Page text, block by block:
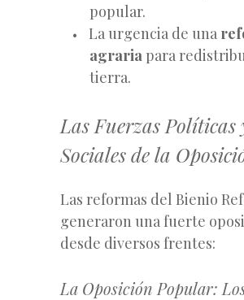
popular.
La urgencia de una
agraria para
tierra.
Las Fuerzas Políticas
Sociales de la
Las reformas del Bienio
generaron una fuerte
desde diversos frentes:
La Oposición Popular: